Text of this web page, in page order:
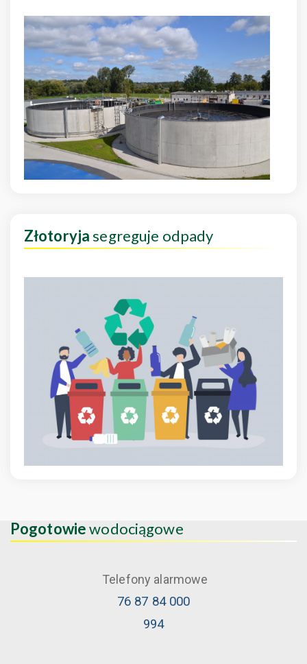
Złotoryjasegreguje odpady
Pogotowiewodociągowe
Telefony alarmowe
76 87 84 000
994